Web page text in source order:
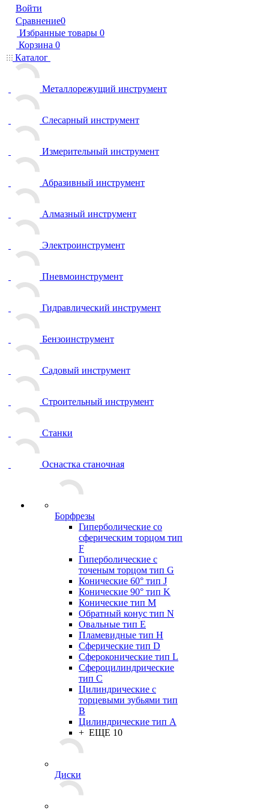
Войти
Сравнение0
Избранные товары 0
Корзина 0
Каталог
Металлорежущий инструмент
Слесарный инструмент
Измерительный инструмент
Абразивный инструмент
Алмазный инструмент
Электроинструмент
Пневмоинструмент
Гидравлический инструмент
Бензоинструмент
Садовый инструмент
Строительный инструмент
Станки
Оснастка станочная
Борфрезы
Гиперболические cо
сферическим торцом тип
F
Гиперболические с
точеным торцом тип G
Конические 60° тип J
Конические 90° тип K
Конические тип M
Обратный конус тип N
Овальные тип E
Пламевидные тип H
Сферические тип D
Сфероконические тип L
Сфероцилиндрические
тип C
Цилиндрические с
торцевыми зубьями тип
B
Цилиндрические тип А
+ ЕЩЕ 10
Диски